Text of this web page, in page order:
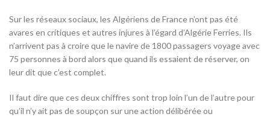
Sur les réseaux sociaux, les Algériens de France n’ont pas été
avares en critiques et autres injures à l’égard d’Algérie Ferries. Ils
n’arrivent pas à croire que le navire de 1800 passagers voyage avec
75 personnes à bord alors que quand ils essaient de réserver, on
leur dit que c’est complet.
Il faut dire que ces deux chiffres sont trop loin l’un de l’autre pour
qu’il n’y ait pas de soupçon sur une action délibérée ou